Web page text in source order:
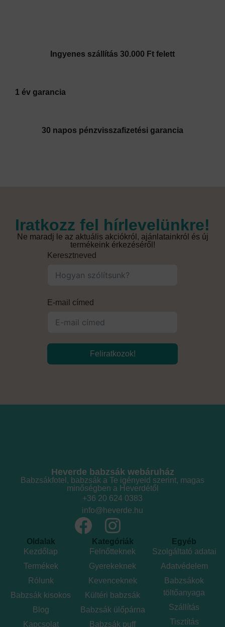
Ingyenes szállítás 30.000 Ft felett
1 év garancia
30 napos pénzvisszafizetési garancia
Iratkozz fel hírlevelünkre!
Ne maradj le az aktuális akciókról, ajánlatainkról és új
termékeink érkezéséről!
Keresztneved
E-mail címed
Feliratkozok!
Heverde babzsák webáruház
Babzsákfotel, babzsák a Te igényeid szerint, magas
minőségben a Heverdétől
+36 20 624 0383
info@heverde.hu
Oldalak
Kezdőlap
Termékek
Rólunk
Babzsák kisokos
Blog
Kapcsolat
Kategóriák
Felnőtteknek
Gyerekeknek
Kevenceknek
Kültéri babzsák
Babzsák ülőpárna
Babzsák puff
Egyéb
Szolgáltató adatai
Adatvédelem
Babzsákok
töltőanyaga
Szállítás
Tisztítás